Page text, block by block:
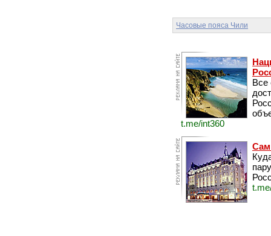
Часовые пояса Чили
Все
t.me/int360